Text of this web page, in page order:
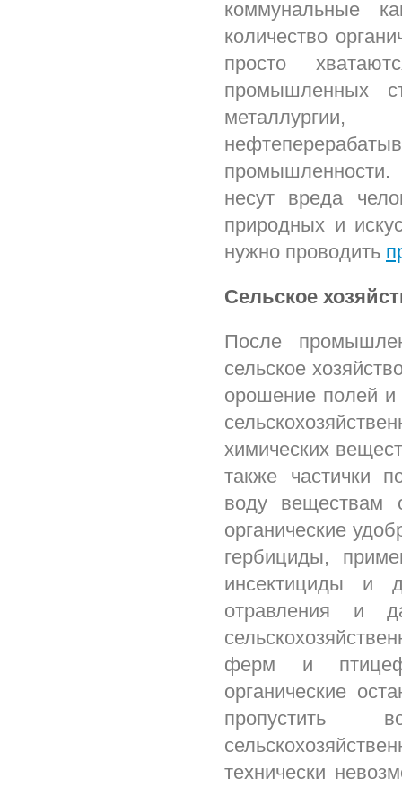
коммунальные
количество
просто
промышленных
металлургии,
несут вреда
природных и
нужно проводить
Сельское
После
сельское
орошение полей
химических
также частички
воду веществам
органические
гербициды,
инсектициды и
отравления и
ферм и
органические
пропустить
технически